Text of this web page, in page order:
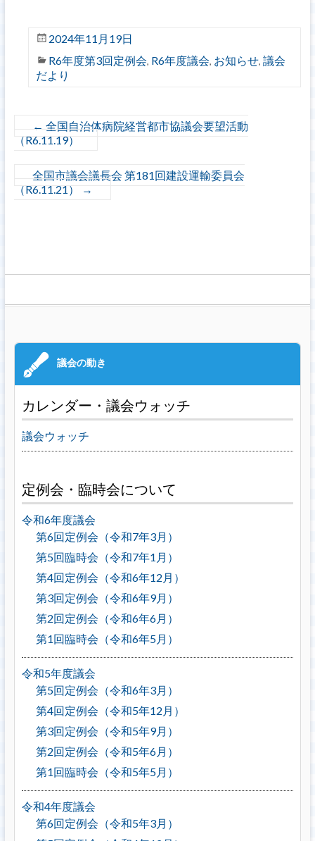
2024年11月19日
R6年度第3回定例会, R6年度議会, お知らせ, 議会
だより
← 全国自治体病院経営都市協議会要望活動
（R6.11.19）
全国市議会議長会 第181回建設運輸委員会
（R6.11.21）
→
カレンダー・議会ウォッチ
議会ウォッチ
定例会・臨時会について
令和6年度議会
第6回定例会（令和7年3月）
第5回臨時会（令和7年1月）
第4回定例会（令和6年12月）
第3回定例会（令和6年9月）
第2回定例会（令和6年6月）
第1回臨時会（令和6年5月）
令和5年度議会
第5回定例会（令和6年3月）
第4回定例会（令和5年12月）
第3回定例会（令和5年9月）
第2回定例会（令和5年6月）
第1回臨時会（令和5年5月）
令和4年度議会
第6回定例会（令和5年3月）